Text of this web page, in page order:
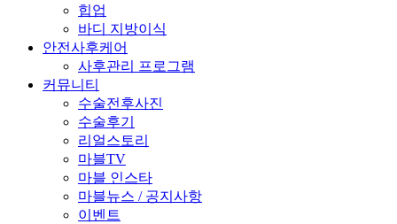
힙업
바디 지방이식
안전사후케어
사후관리 프로그램
커뮤니티
수술전후사진
수술후기
리얼스토리
마블TV
마블 인스타
마블뉴스 / 공지사항
이벤트